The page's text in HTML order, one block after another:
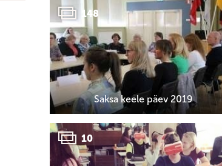
148
Saksa keele päev 2019
10